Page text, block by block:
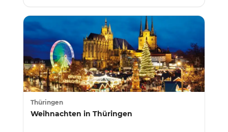
Thüringen
Weihnachten in Thüringen